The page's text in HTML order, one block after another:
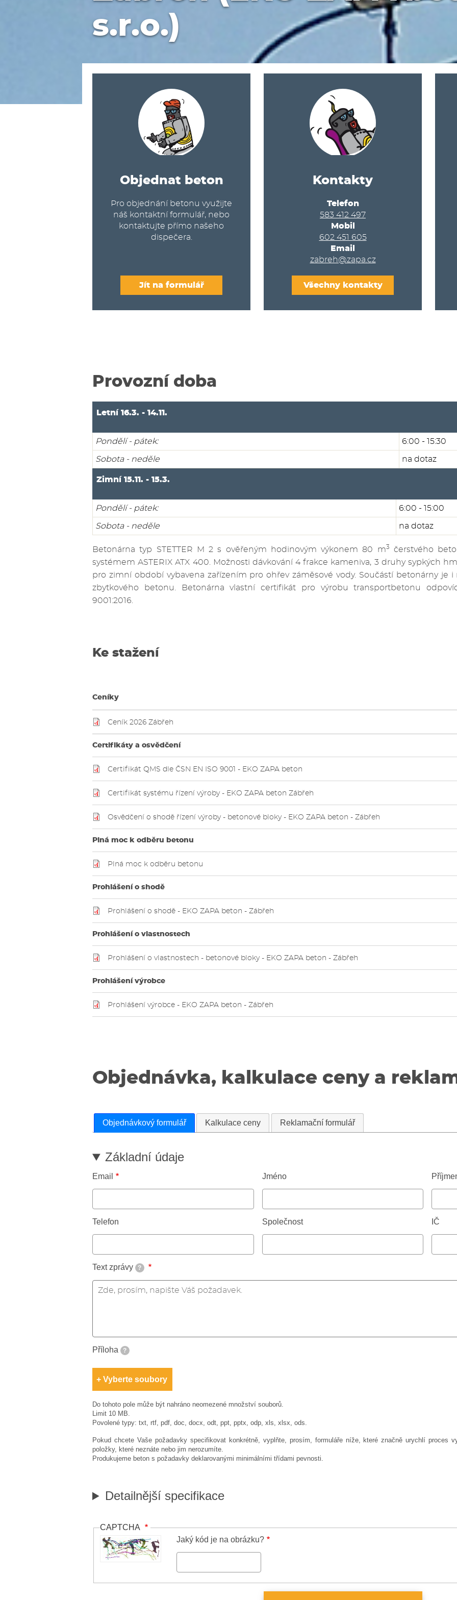
s.r.o.)
Objednat beton
Pro objednání betonu využijte
náš kontaktní formulář, nebo
kontaktujte přímo našeho
dispečera.
Jít na formulář
Kontakty
Telefon
583 412 497
Mobil
602 451 605
Email
zabreh@zapa.cz
Všechny kontakty
Provozní doba
Letní 16.3. - 14.11.
Pondělí - pátek: 6:00 - 15:30
Sobota - neděle na dotaz
Zimní 15.11. - 15.3.
Pondělí - pátek: 6:00 - 15:00
Sobota - neděle na dotaz
Betonárna typ STETTER M 2 s ověřeným hodinovým výkonem 80 m3
čerstvého
systémem ASTERIX ATX 400. Možnosti dávkování 4 frakce kameniva, 3 druhy sypkých
pro zimní období vybavena zařízením pro ohřev záměsové vody. Součástí betonárny je i
zbytkového betonu. Betonárna vlastní certifikát pro výrobu transportbetonu
9001:2016.
Ke stažení
Ceníky
Ceník 2026 Zábřeh
Certifikáty a osvědčení
Certifikát QMS dle ČSN EN ISO 9001 - EKO ZAPA beton
Certifikát systému řízení výroby - EKO ZAPA beton Zábřeh
Osvědčení o shodě řízení výroby - betonové bloky - EKO ZAPA beton - Zábřeh
Plná moc k odběru betonu
Plná moc k odběru betonu
Prohlášení o shodě
Prohlášení o shodě - EKO ZAPA beton - Zábřeh
Prohlášení o vlastnostech
Prohlášení o vlastnostech - betonové bloky - EKO ZAPA beton - Zábřeh
Prohlášení výrobce
Prohlášení výrobce - EKO ZAPA beton - Zábřeh
Objednávka, kalkulace ceny a
Objednávkový formulář Kalkulace ceny Reklamační formulář
Základní údaje
Email Jméno
Telefon Společnost IČ
Text zprávy ?
Příloha ?
Vyberte soubory
Do tohoto pole může být nahráno neomezené množství souborů.
Limit 10 MB.
Povolené typy: txt, rtf, pdf, doc, docx, odt, ppt, pptx, odp, xls, xlsx, ods.
Pokud chcete Vaše požadavky specifikovat konkrétně, vyplňte, prosím, formuláře níže, které značně urychlí proces
položky, které neznáte nebo jim nerozumíte.
Produkujeme beton s požadavky deklarovanými minimálními třídami pevnosti.
Detailnější specifikace
CAPTCHA
Jaký kód je na obrázku?